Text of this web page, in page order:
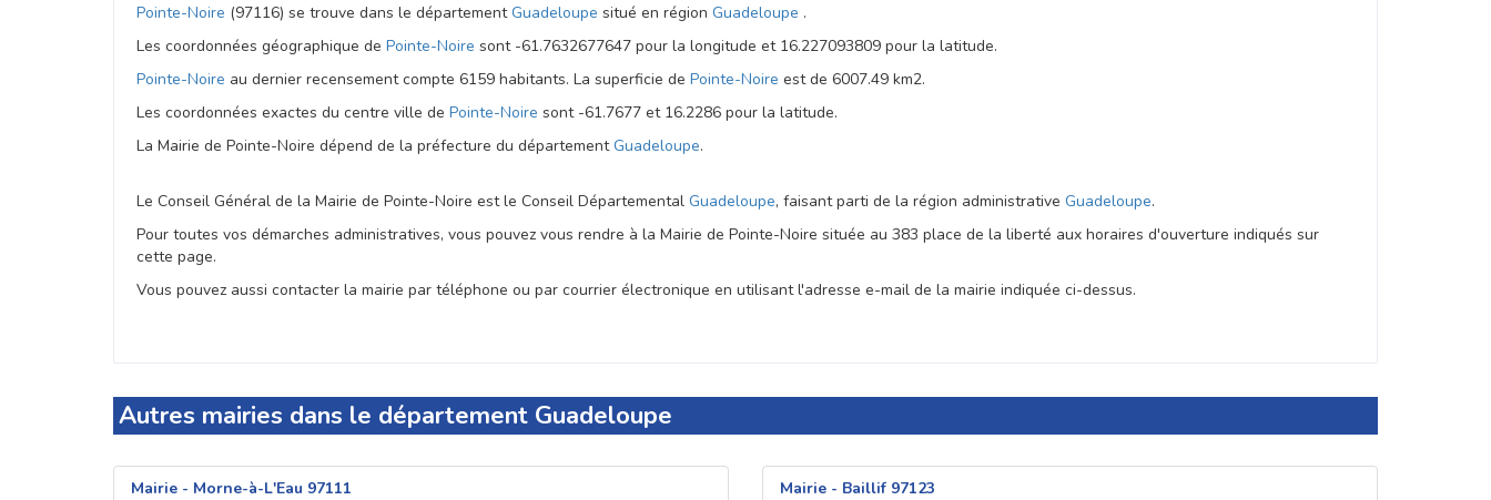
Pointe-Noire (97116) se trouve dans le départementGuadeloupe situé en région Guadeloupe .
Les coordonnées géographique de Pointe-Noire sont -61.7632677647 pour la longitude et 16.227093809 pour la latitude.
Pointe-Noire au dernier recensement compte 6159 habitants. La superficie de Pointe-Noire est de 6007.49 km2.
Les coordonnées exactes du centre ville de Pointe-Noire sont -61.7677 et 16.2286 pour la latitude.
La Mairie de Pointe-Noire dépend de la préfecture du départementGuadeloupe.
Le Conseil Général de la Mairie de Pointe-Noire est le Conseil Départemental Guadeloupe, faisant parti de la région administrative Guadeloupe.
Pour toutes vos démarches administratives, vous pouvez vous rendre à la Mairie de Pointe-Noire située au 383 place de la liberté aux horaires d'ouverture indiqués sur
cette page.
Vous pouvez aussi contacter la mairie par téléphone ou par courrier électronique en utilisant l'adresse e-mail de la mairie indiquée ci-dessus.
Autres mairies dans le département Guadeloupe
Mairie - Morne-à-L'Eau 97111 Mairie - Baillif 97123